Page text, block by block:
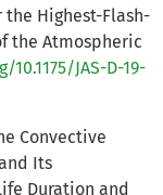
the Highest-Flash-
the Atmospheric
JAS-D-19-
Convective
Its
Duration and